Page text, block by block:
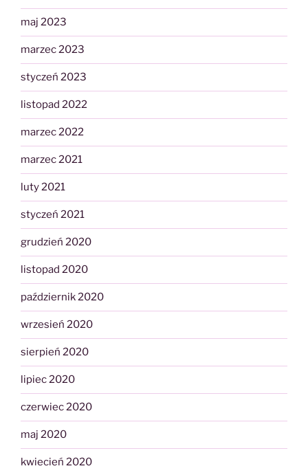
maj 2023
marzec 2023
styczeń 2023
listopad 2022
marzec 2022
marzec 2021
luty 2021
styczeń 2021
grudzień 2020
listopad 2020
październik 2020
wrzesień 2020
sierpień 2020
lipiec 2020
czerwiec 2020
maj 2020
kwiecień 2020